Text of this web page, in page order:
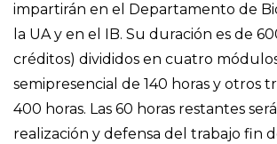
impartirán en el Departamento de
la UA y en el IB. Su duración es de
créditos) divididos en cuatro
semipresencial de 140 horas y otros
400 horas. Las 60 horas restantes
realización y defensa del trabajo fin